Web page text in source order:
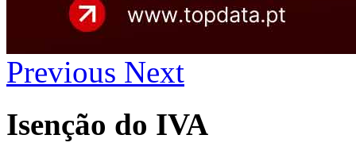
Previous Next
Isenção do IVA